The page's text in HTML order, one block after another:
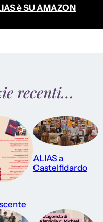
è SU AMAZON
recenti…
ALIAS a
Castelfidardo